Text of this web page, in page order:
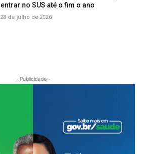
entrar no SUS até o fim o ano
28 de julho de 2026
- Publicidade -